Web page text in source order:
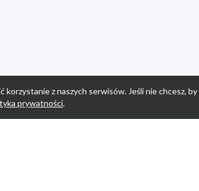
korzystanie z naszych serwisów. Jeśli nie chcesz,
prywatności.